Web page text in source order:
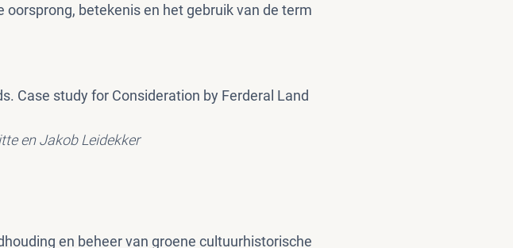
oorsprong, betekenis en het gebruik van de term
Case study for Consideration by Ferderal Land
en Jakob Leidekker
en beheer van groene cultuurhistorische